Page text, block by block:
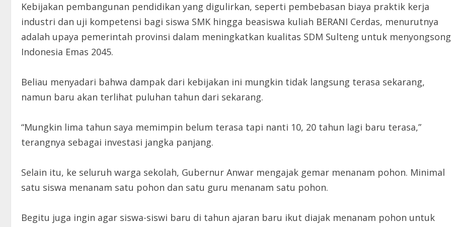
Kebijakan pembangunan pendidikan yang digulirkan, seperti pembebasan biaya praktik kerja
industri dan uji kompetensi bagi siswa SMK hingga beasiswa kuliah BERANI Cerdas, menurutnya
adalah upaya pemerintah provinsi dalam meningkatkan kualitas SDM Sulteng untuk menyongsong
Indonesia Emas 2045.
Beliau menyadari bahwa dampak dari kebijakan ini mungkin tidak langsung terasa sekarang,
namun baru akan terlihat puluhan tahun dari sekarang.
“Mungkin lima tahun saya memimpin belum terasa tapi nanti 10, 20 tahun lagi baru terasa,”
terangnya sebagai investasi jangka panjang.
Selain itu, ke seluruh warga sekolah, Gubernur Anwar mengajak gemar menanam pohon. Minimal
satu siswa menanam satu pohon dan satu guru menanam satu pohon.
Begitu juga ingin agar siswa-siswi baru di tahun ajaran baru ikut diajak menanam pohon untuk